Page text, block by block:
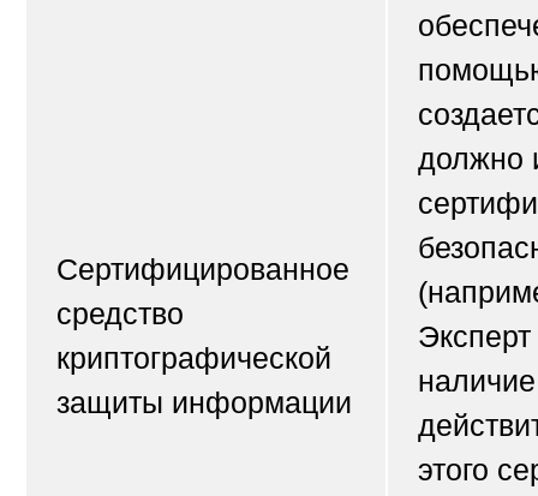
Сертифицированное
средство
криптографической
защиты информации
должно
этого